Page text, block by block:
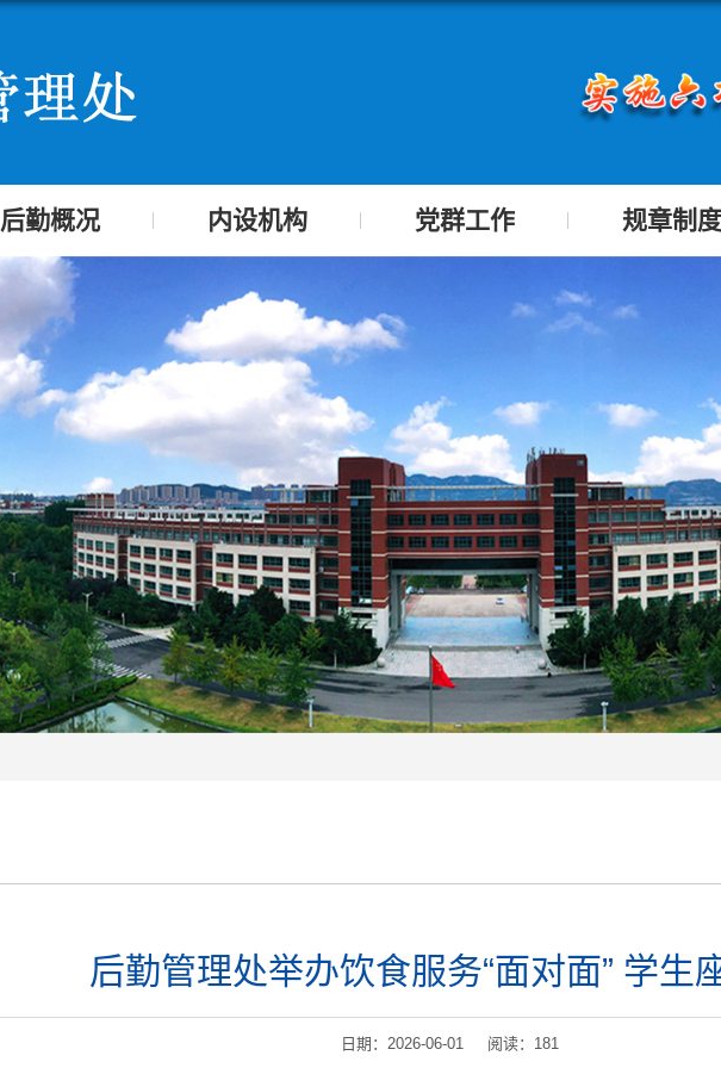
后勤概况 内设机构 党群工作 规章制度
后勤管理处举办饮食服务“面对面” 学生
日期：2026-06-01 阅读： 181